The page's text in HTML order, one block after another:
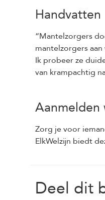
Handvatten
“Mantelzorgers
mantelzorgers
Ik probeer ze
van krampachtig
Aanmelden
Zorg je voor
ElkWelzijn biedt
Deel dit